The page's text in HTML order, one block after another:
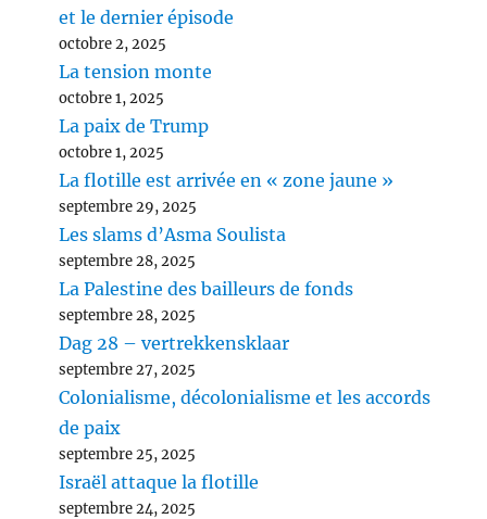
et le dernier épisode
octobre 2, 2025
La tension monte
octobre 1, 2025
La paix de Trump
octobre 1, 2025
La flotille est arrivée en « zone jaune »
septembre 29, 2025
Les slams d’Asma Soulista
septembre 28, 2025
La Palestine des bailleurs de fonds
septembre 28, 2025
Dag 28 – vertrekkensklaar
septembre 27, 2025
Colonialisme, décolonialisme et les accords
de paix
septembre 25, 2025
Israël attaque la flotille
septembre 24, 2025